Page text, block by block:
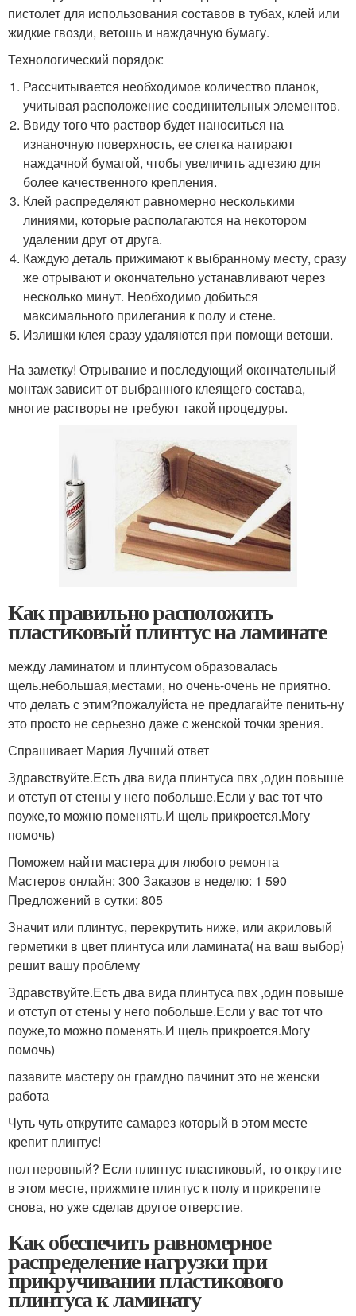
пистолет для использования составов в тубах, клей или
жидкие гвозди, ветошь и наждачную бумагу.
Технологический порядок:
Рассчитывается необходимое количество планок,
учитывая расположение соединительных элементов.
Ввиду того что раствор будет наноситься на
изнаночную поверхность, ее слегка натирают
наждачной бумагой, чтобы увеличить адгезию для
более качественного крепления.
Клей распределяют равномерно несколькими
линиями, которые располагаются на некотором
удалении друг от друга.
Каждую деталь прижимают к выбранному месту, сразу
же отрывают и окончательно устанавливают через
несколько минут. Необходимо добиться
максимального прилегания к полу и стене.
Излишки клея сразу удаляются при помощи ветоши.
На заметку! Отрывание и последующий окончательный
монтаж зависит от выбранного клеящего состава,
многие растворы не требуют такой процедуры.
Как правильно расположить
пластиковый плинтус на ламинате
между ламинатом и плинтусом образовалась
щель.небольшая,местами, но очень-очень не приятно.
что делать с этим?пожалуйста не предлагайте пенить-ну
это просто не серьезно даже с женской точки зрения.
Спрашивает Мария Лучший ответ
Здравствуйте.Есть два вида плинтуса пвх ,один повыше
и отступ от стены у него побольше.Если у вас тот что
поуже,то можно поменять.И щель прикроется.Могу
помочь)
Поможем найти мастера для любого ремонта
Мастеров онлайн: 300 Заказов в неделю: 1 590
Предложений в сутки: 805
Значит или плинтус, перекрутить ниже, или акриловый
герметики в цвет плинтуса или ламината( на ваш выбор)
решит вашу проблему
Здравствуйте.Есть два вида плинтуса пвх ,один повыше
и отступ от стены у него побольше.Если у вас тот что
поуже,то можно поменять.И щель прикроется.Могу
помочь)
пазавите мастеру он грамдно пачинит это не женски
работа
Чуть чуть открутите самарез который в этом месте
крепит плинтус!
пол неровный? Если плинтус пластиковый, то открутите
в этом месте, прижмите плинтус к полу и прикрепите
снова, но уже сделав другое отверстие.
Как обеспечить равномерное
распределение нагрузки при
прикручивании пластикового
плинтуса к ламинату